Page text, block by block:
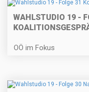
WAHLSTUDIO 19 -
OÖ im Fokus